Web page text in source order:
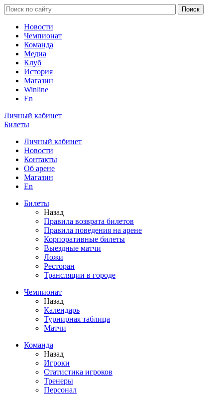
Новости
Чемпионат
Команда
Медиа
Клуб
История
Магазин
Winline
En
Личный кабинет
Билеты
Личный кабинет
Новости
Контакты
Об арене
Магазин
En
Билеты
Назад
Правила возврата билетов
Правила поведения на арене
Корпоративные билеты
Выездные матчи
Ложи
Ресторан
Трансляции в городе
Чемпионат
Назад
Календарь
Турнирная таблица
Матчи
Команда
Назад
Игроки
Статистика игроков
Тренеры
Персонал